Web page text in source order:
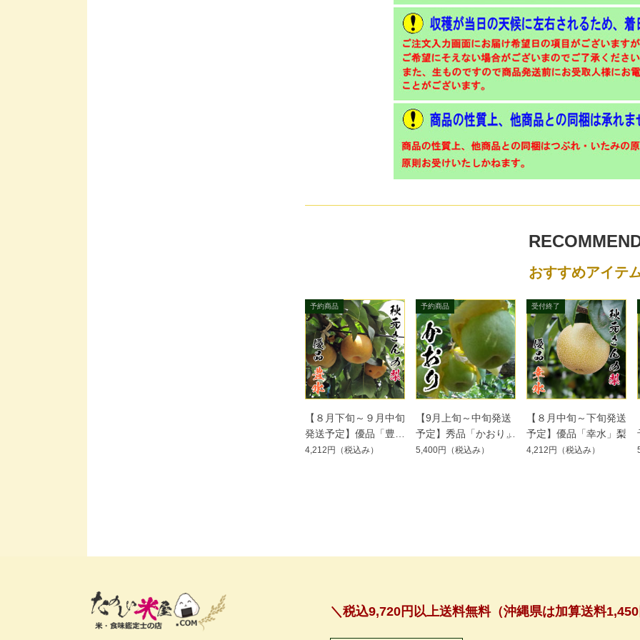
おすすめアイテ
【８月下旬～９月中旬
発送予定】優品「豊
水」梨
4,212円 （税込み）
【9月上旬～中旬発送
予定】秀品「かおり」
梨
5,400円 （税込み）
【８月中旬～下旬発送
予定】優品「幸水」梨
4,212円 （税込み）
＼税込9,720円以上送料無料（沖縄県は加算送料